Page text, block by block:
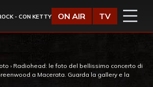
- CON KETTY
ON AIR TV
› Radiohead: le foto del bellissimo concerto di
a Macerata. Guarda la gallery e la